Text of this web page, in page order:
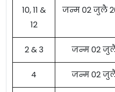
10, 11 &
12
जन्म 02 जुलै
2 & 3 जन्म 02
4 जन्म 02